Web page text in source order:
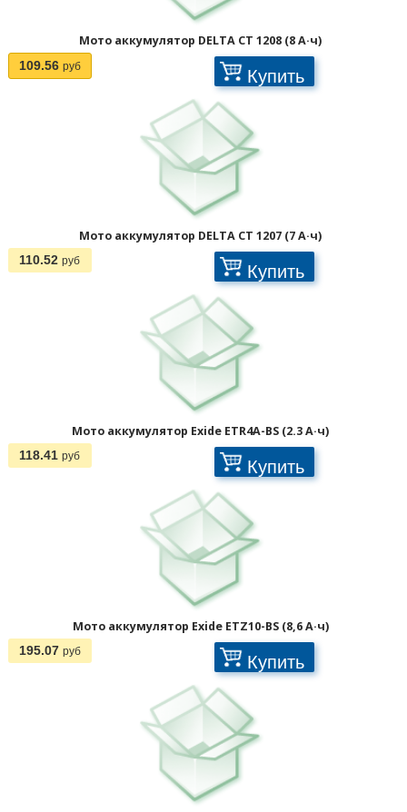
Мото аккумулятор DELTA CT 1208 (8 А·ч)
109.56 руб Купить
Мото аккумулятор DELTA CT 1207 (7 А·ч)
110.52 руб Купить
Мото аккумулятор Exide ETR4A-BS (2.3 А·ч)
118.41 руб Купить
Мото аккумулятор Exide ETZ10-BS (8,6 А·ч)
195.07 руб Купить
1 2 3